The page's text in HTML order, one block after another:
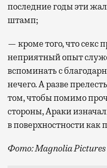
последние годы эти
штамп;
— кроме того, что секс
неприятный опыт
вспоминать с
нечего. А разве
том, чтобы помимо
стороны, Араки
в поверхностности как
Фото: Magnolia Pictures